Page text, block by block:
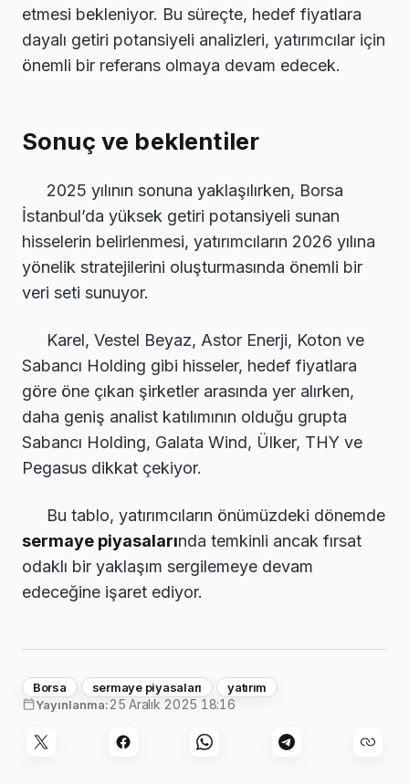
etmesi bekleniyor. Bu süreçte, hedef fiyatlara
dayalı getiri potansiyeli analizleri, yatırımcılar için
önemli bir referans olmaya devam edecek.
Sonuç ve beklentiler
2025 yılının sonuna yaklaşılırken, Borsa
İstanbul’da yüksek getiri potansiyeli sunan
hisselerin belirlenmesi, yatırımcıların 2026 yılına
yönelik stratejilerini oluşturmasında önemli bir
veri seti sunuyor.
Karel, Vestel Beyaz, Astor Enerji, Koton ve
Sabancı Holding gibi hisseler, hedef fiyatlara
göre öne çıkan şirketler arasında yer alırken,
daha geniş analist katılımının olduğu grupta
Sabancı Holding, Galata Wind, Ülker, THY ve
Pegasus dikkat çekiyor.
Bu tablo, yatırımcıların önümüzdeki dönemde
sermaye piyasalarında temkinli ancak fırsat
odaklı bir yaklaşım sergilemeye devam
edeceğine işaret ediyor.
Borsa sermaye piyasaları
yatırım
Yayınlanma:25 Aralık 2025 18:16